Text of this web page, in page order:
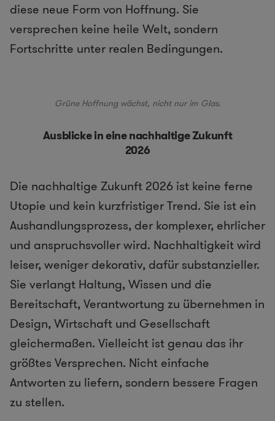
diese neue Form von Hoffnung. Sie
versprechen keine heile Welt, sondern
Fortschritte unter realen Bedingungen.
Grüne Hoffnung wächst, nicht nur im Glas.
Ausblicke in eine nachhaltige Zukunft
2026
Die nachhaltige Zukunft 2026 ist keine ferne
Utopie und kein kurzfristiger Trend. Sie ist ein
Aushandlungsprozess, der komplexer, ehrlicher
und anspruchsvoller wird. Nachhaltigkeit wird
leiser, weniger dekorativ, dafür substanzieller.
Sie verlangt Haltung, Wissen und die
Bereitschaft, Verantwortung zu übernehmen in
Design, Wirtschaft und Gesellschaft
gleichermaßen. Vielleicht ist genau das ihr
größtes Versprechen. Nicht einfache
Antworten zu liefern, sondern bessere Fragen
zu stellen.